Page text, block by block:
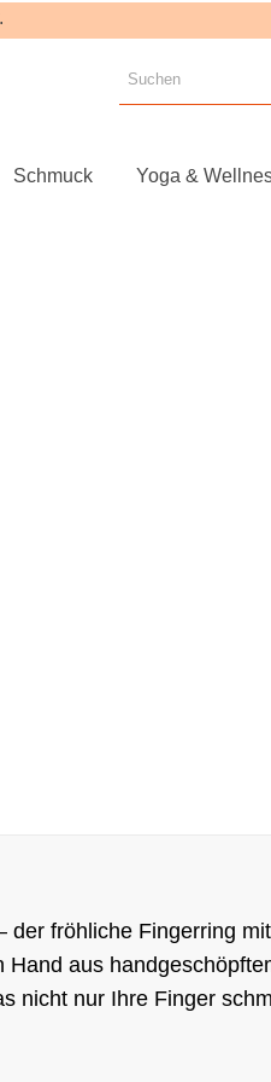
Schmuck Yoga &
der fröhliche Fingerring
aus
nicht nur Ihre Finger